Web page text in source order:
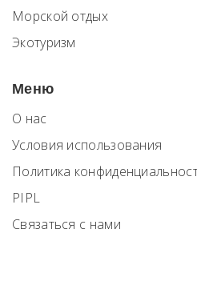
Морской отдых
Экотуризм
Меню
О нас
Условия использования
Политика
PIPL
Связаться с нами